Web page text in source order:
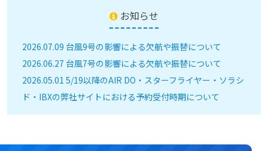
お知らせ
2026.07.09 台風9号の影響による欠航や振替について
2026.06.27 台風7号の影響による欠航や振替について
2026.05.01 5/19以降のAIR DO・スターフライヤー・ソラシ
ド・IBXの弊社サイトにおける予約受付時期について